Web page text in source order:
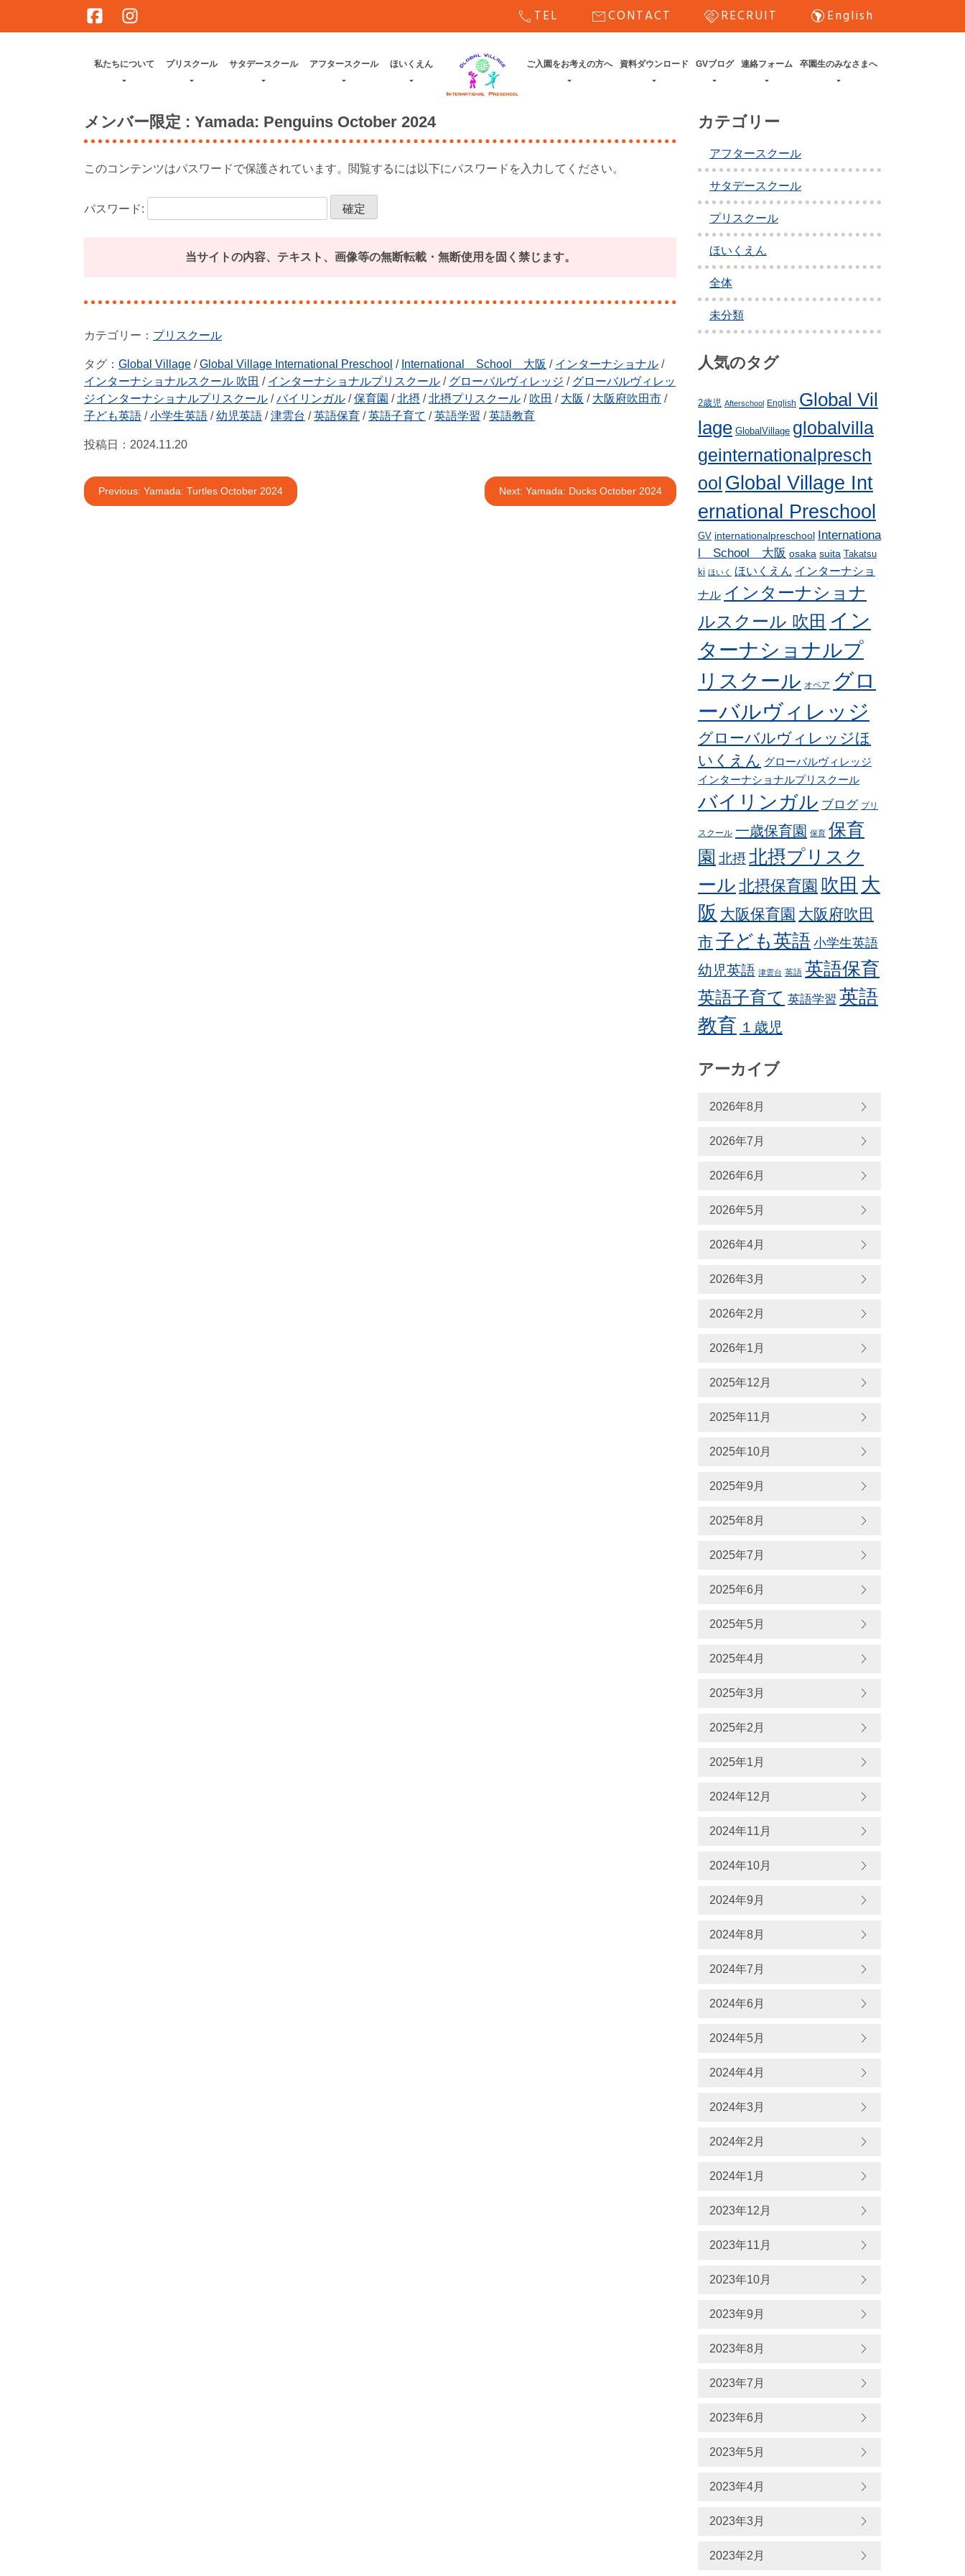
call TEL mailCONTACT handshakeRECRUIT south_americaEnglish
私たちについて プリスクール サタデースクール アフタースクール ほいくえん ご入園をお考えの方へ 資料ダウンロード GVブログ 連絡フォーム 卒園生のみなさまへ
メンバー限定 : Yamada: Penguins October 2024
このコンテンツはパスワードで保護されています。閲覧するには以下にパスワードを入力してください。
パスワード:
当サイトの内容、テキスト、画像等の無断転載・無断使用を固く禁じます。
プリスクール
タグ： Global Village /Global Village International Preschool / International School 大阪 / インターナショナル /
インターナショナルスクール 吹田 / インターナショナルプリスクール / グローバルヴィレッジ / グローバルヴィレッ
ジインターナショナルプリスクール /バイリンガル /保育園 /北摂 /北摂プリスクール / 吹田 / 大阪 / 大阪府吹田市 /
子ども英語 /小学生英語 /幼児英語 /津雲台 /英語保育 /英語子育て /英語学習 /英語教育
投稿日： 2024.11.20
投Previous: Yamada: Turtles October 2024 Next: Yamada: Ducks October 2024
カテゴリー
アフタースクール
サタデースクール
プリスクール
ほいくえん
全体
未分類
人気のタグ
2歳児 Afterschool English Global Vil
lage GlobalVillage globalvilla
geinternationalpresch
ool Global Village Int
ernational Preschool
GV internationalpreschool Internationa
l School 大阪 osaka suita Takatsu
ki ほいく ほいくえん インターナショ
ナル インターナショナ
ルスクール 吹田 イン
ターナショナルプ
リスクール オペア グロ
ーバルヴィレッジ
グローバルヴィレッジほ
いくえん グローバルヴィレッジ
インターナショナルプリスクール
バイリンガル ブログ プリ
スクール 一歳保育園 保育 保育
園 北摂 北摂プリスク
ール 北摂保育園 吹田 大
阪 大阪保育園 大阪府吹田
市子ども英語 小学生英語
幼児英語 津雲台 英語 英語保育
英語子育て 英語学習 英語
教育 １歳児
アーカイブ
2026年8月
2026年7月
2026年6月
2026年5月
2026年4月
2026年3月
2026年2月
2026年1月
2025年12月
2025年11月
2025年10月
2025年9月
2025年8月
2025年7月
2025年6月
2025年5月
2025年4月
2025年3月
2025年2月
2025年1月
2024年12月
2024年11月
2024年10月
2024年9月
2024年8月
2024年7月
2024年6月
2024年5月
2024年4月
2024年3月
2024年2月
2024年1月
2023年12月
2023年11月
2023年10月
2023年9月
2023年8月
2023年7月
2023年6月
2023年5月
2023年4月
2023年3月
2023年2月